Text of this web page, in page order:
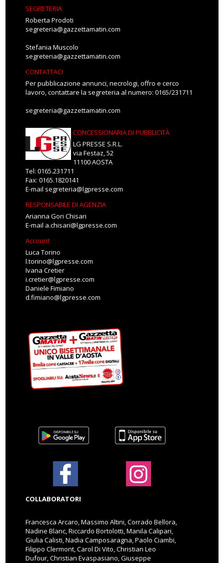
SEGRETERIA
Roberta Prodoti
segreteria@gazzettamatin.com
Stefania Muscolo
segreteria@gazzettamatin.com
CONTATTACI
Per pubblicazione annunci, necrologi, offro e cerco
lavoro, contattare la segreteria al numero: 0165/231711
segreteria@gazzettamatin.com
CONCESSIONARIA DI PUBBLICITÀ
LG PRESSE S.R.L.
via Festaz, 52
11100 AOSTA
Tel: 0165.231711
Fax: 0165.1820141
E-mail segreteria@lgpresse.com
RESPONSABILE DI AGENZIA
Arianna Gori Chisari
E-mail a.chisari@lgpresse.com
Account
Luca Torino
l.torino@lgpresse.com
Ivana Cretier
i.cretier@lgpresse.com
Daniele Fimiano
d.fimiano@lgpresse.com
COLLABORATORI
Francesca Arcaro, Massimo Altini, Corrado Bellora,
Nadine Blanc, Riccardo Bortolotti, Manila Calipari,
Giulia Calisti, Nadia Camposaragna, Paolo Ciambi,
Filippo Clermont, Carol Di Vito, Christian Leo
Dufour, Christian Evaspasiano, Giuseppe